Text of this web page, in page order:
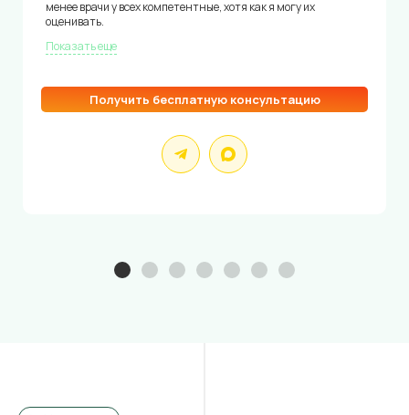
менее врачи у всех компетентные, хотя как я могу их
оценивать.
Показать еще
Получить бесплатную консультацию